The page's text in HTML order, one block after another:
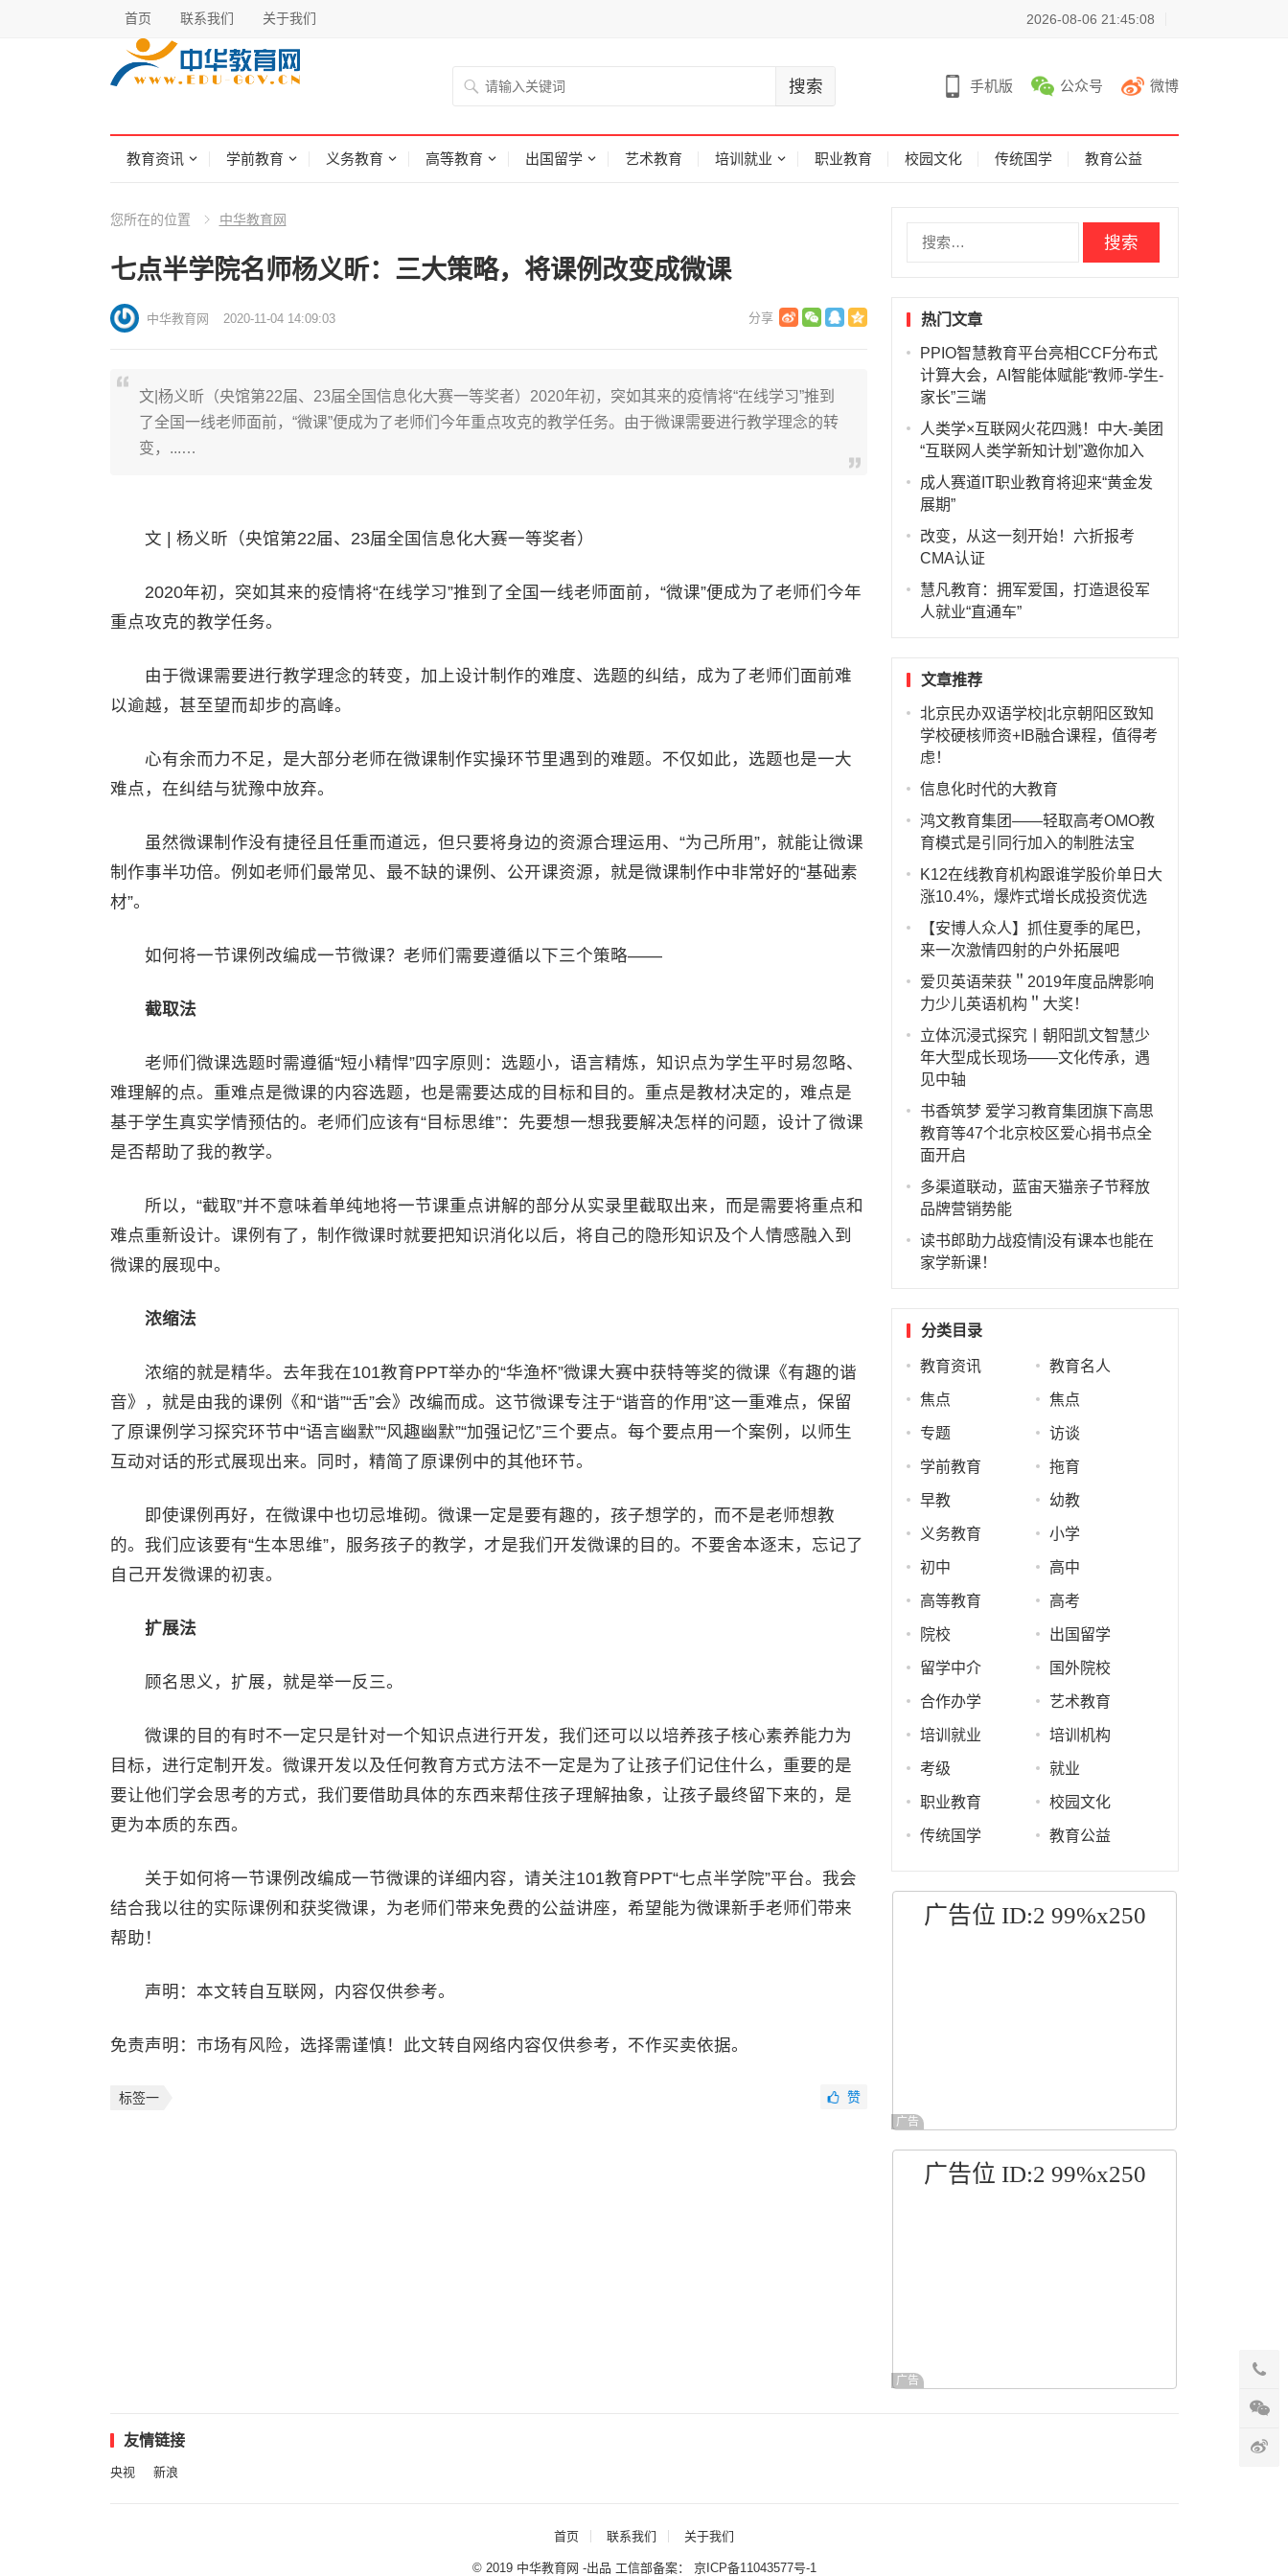
首页 联系我们 关于我们 2026-08-06 21:45:08
手机版 公众号 微博
教育资讯 学前教育 义务教育 高等教育 出国留学 艺术教育 培训就业 职业教育 校园文化 传统国学 教育公益
您所在的位置 中华教育网
七点半学院名师杨义昕：三大策略，将课例改变成微课
中华教育网 2020-11-04 14:09:03
文|杨义昕（央馆第22届、23届全国信息化大赛一等奖者）2020年初，突如其来的疫情将“在线学习”推到
了全国一线老师面前，“微课”便成为了老师们今年重点攻克的教学任务。由于微课需要进行教学理念的转
变，...…
文 | 杨义昕（央馆第22届、23届全国信息化大赛一等奖者）
2020年初，突如其来的疫情将“在线学习”推到了全国一线老师面前，“微课”便成为了老师们今年
重点攻克的教学任务。
由于微课需要进行教学理念的转变，加上设计制作的难度、选题的纠结，成为了老师们面前难
以逾越，甚至望而却步的高峰。
心有余而力不足，是大部分老师在微课制作实操环节里遇到的难题。不仅如此，选题也是一大
难点，在纠结与犹豫中放弃。
虽然微课制作没有捷径且任重而道远，但只要将身边的资源合理运用、“为己所用”，就能让微课
制作事半功倍。例如老师们最常见、最不缺的课例、公开课资源，就是微课制作中非常好的“基础素
材”。
如何将一节课例改编成一节微课？老师们需要遵循以下三个策略——
截取法
老师们微课选题时需遵循“短小精悍”四字原则：选题小，语言精炼，知识点为学生平时易忽略、
难理解的点。重难点是微课的内容选题，也是需要达成的目标和目的。重点是教材决定的，难点是
基于学生真实学情预估的。老师们应该有“目标思维”：先要想一想我要解决怎样的问题，设计了微课
是否帮助了我的教学。
所以，“截取”并不意味着单纯地将一节课重点讲解的部分从实录里截取出来，而是需要将重点和
难点重新设计。课例有了，制作微课时就要把知识消化以后，将自己的隐形知识及个人情感融入到
微课的展现中。
浓缩法
浓缩的就是精华。去年我在101教育PPT举办的“华渔杯”微课大赛中获特等奖的微课《有趣的谐
音》，就是由我的课例《和“谐”“舌”会》改编而成。这节微课专注于“谐音的作用”这一重难点，保留
了原课例学习探究环节中“语言幽默”“风趣幽默”“加强记忆”三个要点。每个要点用一个案例，以师生
互动对话的形式展现出来。同时，精简了原课例中的其他环节。
即使课例再好，在微课中也切忌堆砌。微课一定是要有趣的，孩子想学的，而不是老师想教
的。我们应该要有“生本思维”，服务孩子的教学，才是我们开发微课的目的。不要舍本逐末，忘记了
自己开发微课的初衷。
扩展法
顾名思义，扩展，就是举一反三。
微课的目的有时不一定只是针对一个知识点进行开发，我们还可以以培养孩子核心素养能力为
目标，进行定制开发。微课开发以及任何教育方式方法不一定是为了让孩子们记住什么，重要的是
要让他们学会思考的方式，我们要借助具体的东西来帮住孩子理解抽象，让孩子最终留下来的，是
更为本质的东西。
关于如何将一节课例改编成一节微课的详细内容，请关注101教育PPT“七点半学院”平台。我会
结合我以往的实际课例和获奖微课，为老师们带来免费的公益讲座，希望能为微课新手老师们带来
帮助！
声明：本文转自互联网，内容仅供参考。
免责声明：市场有风险，选择需谨慎！此文转自网络内容仅供参考，不作买卖依据。
标签一 赞
热门文章
PPIO智慧教育平台亮相CCF分布式
计算大会，AI智能体赋能“教师-学生-
家长”三端
人类学×互联网火花四溅！中大-美团
“互联网人类学新知计划”邀你加入
成人赛道IT职业教育将迎来“黄金发
展期”
改变，从这一刻开始！六折报考
CMA认证
慧凡教育：拥军爱国，打造退役军
人就业“直通车”
文章推荐
北京民办双语学校|北京朝阳区致知
学校硬核师资+IB融合课程，值得考
虑！
信息化时代的大教育
鸿文教育集团——轻取高考OMO教
育模式是引同行加入的制胜法宝
K12在线教育机构跟谁学股价单日大
涨10.4%，爆炸式增长成投资优选
【安博人众人】抓住夏季的尾巴，
来一次激情四射的户外拓展吧
爱贝英语荣获＂2019年度品牌影响
力少儿英语机构＂大奖！
立体沉浸式探究丨朝阳凯文智慧少
年大型成长现场——文化传承，遇
见中轴
书香筑梦 爱学习教育集团旗下高思
教育等47个北京校区爱心捐书点全
面开启
多渠道联动，蓝宙天猫亲子节释放
品牌营销势能
读书郎助力战疫情|没有课本也能在
家学新课！
分类目录
教育资讯 教育名人
焦点 焦点
专题 访谈
学前教育 拖育
早教 幼教
义务教育 小学
初中 高中
高等教育 高考
院校 出国留学
留学中介 国外院校
合作办学 艺术教育
培训就业 培训机构
考级 就业
职业教育 校园文化
传统国学 教育公益
广告位 ID:2 99%x250
广告
广告位 ID:2 99%x250
广告
友情链接
央视 新浪
首页 联系我们 关于我们
© 2019 中华教育网 -出品 工信部备案： 京ICP备11043577号-1